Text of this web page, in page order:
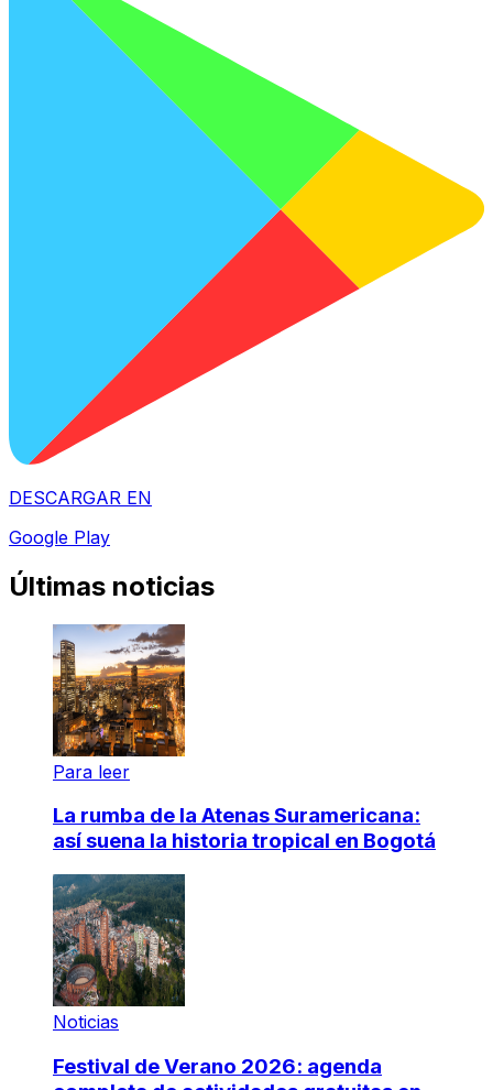
DESCARGAR EN
Google Play
Últimas noticias
Para leer
La rumba de la Atenas Suramericana:
así suena la historia tropical en Bogotá
Noticias
Festival de Verano 2026: agenda